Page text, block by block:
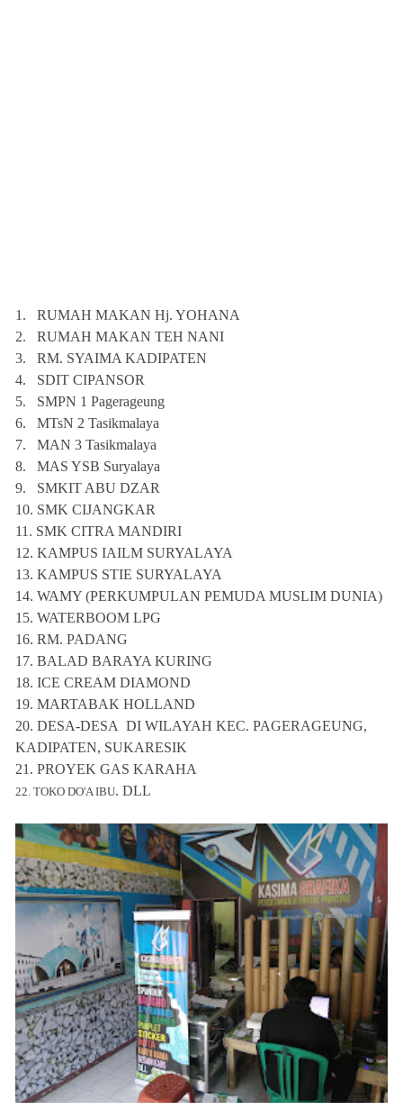
1.
RUMAH MAKAN Hj. YOHANA
2.
RUMAH MAKAN TEH NANI
3.
RM. SYAIMA KADIPATEN
4.
SDIT CIPANSOR
5.
SMPN 1 Pagerageung
6.
MTsN 2 Tasikmalaya
7.
MAN 3 Tasikmalaya
8.
MAS YSB Suryalaya
9.
SMKIT ABU DZAR
10. SMK CIJANGKAR
11. SMK CITRA MANDIRI
12. KAMPUS IAILM SURYALAYA
13. KAMPUS STIE SURYALAYA
14. WAMY (PERKUMPULAN PEMUDA MUSLIM DUNIA)
15. WATERBOOM LPG
16. RM. PADANG
17. BALAD BARAYA KURING
18. ICE CREAM DIAMOND
19. MARTABAK HOLLAND
20. DESA-DESA DI WILAYAH KEC. PAGERAGEUNG,
KADIPATEN, SUKARESIK
21. PROYEK GAS KARAHA
22. TOKO DO'A IBU. DLL